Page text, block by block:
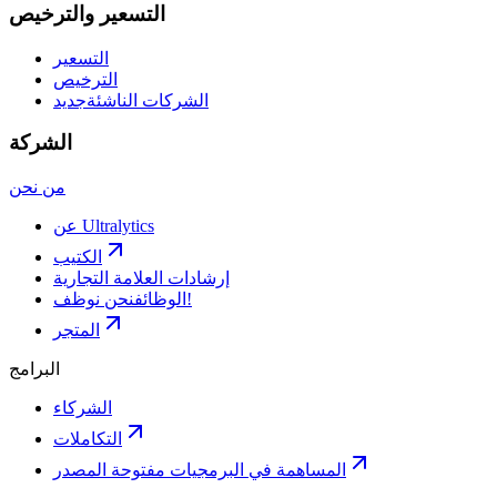
التسعير والترخيص
التسعير
الترخيص
الشركات الناشئةجديد
الشركة
من نحن
عن Ultralytics
الكتيب
إرشادات العلامة التجارية
الوظائف نحن نوظف!
المتجر
البرامج
الشركاء
التكاملات
المساهمة في البرمجيات مفتوحة المصدر